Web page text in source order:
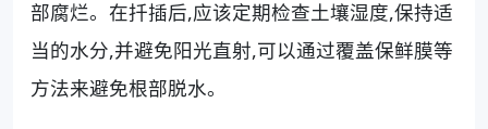
部腐烂。在扦插后,应该定期检查土壤湿度,保持适
当的水分,并避免阳光直射,可以通过覆盖保鲜膜等
方法来避免根部脱水。